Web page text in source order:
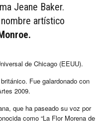
Jeane Baker.
artístico
de Chicago (EEUU).
Fue galardonado con
2009.
que ha paseado su voz por
como “La Flor Morena de